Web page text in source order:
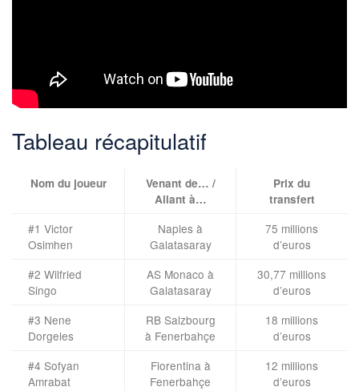
Tableau récapitulatif
Nom du joueur
Venant de… /
Allant à…
Prix du
transfert
#1 Victor
Osimhen
Naples à
Galatasaray
75 millions
d’euros
#2 Wilfried
Singo
AS Monaco à
Galatasaray
30,77 millions
d’euros
#3 Nene
Dorgeles
RB Salzbourg
à Fenerbahçe
18 millions
d’euros
#4 Sofyan
Amrabat
Fiorentina à
Fenerbahçe
12 millions
d’euros